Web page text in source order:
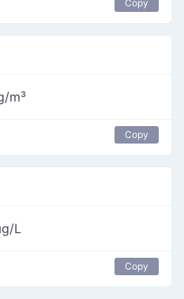
Copy
m³
Copy
L
Copy